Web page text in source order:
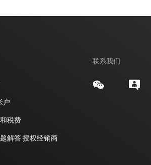
户
税费
解答授权经销商
联系我们